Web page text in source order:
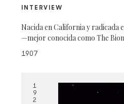
INTERVIEW
Nacida en California y radicada
—mejor conocida como The
1907
1
9
2